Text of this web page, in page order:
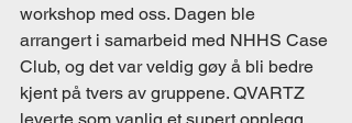
workshop med oss. Dagen ble
arrangert i samarbeid med NHHS Case
Club, og det var veldig gøy å bli bedre
kjent på tvers av gruppene. QVARTZ